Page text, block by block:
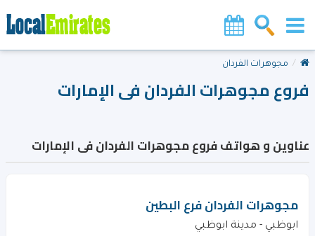
مجوهرات الفردان
فروع مجوهرات الفردان فى الإمارات
عناوين و هواتف فروع مجوهرات الفردان فى الإمارات
مجوهرات الفردان فرع البطين
ابوظبي - مدينة ابوظبي